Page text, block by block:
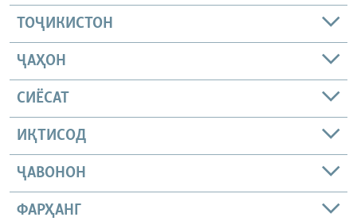
ТОҶИКИСТОН
ҶАҲОН
СИЁСАТ
ИҚТИСОД
ҶАВОНОН
ФАРҲАНГ